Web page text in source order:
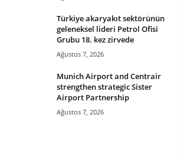
Türkiye akaryakıt sektörünün
geleneksel lideri Petrol Ofisi
Grubu 18. kez zirvede
Ağustos 7, 2026
Munich Airport and Centrair
strengthen strategic Sister
Airport Partnership
Ağustos 7, 2026